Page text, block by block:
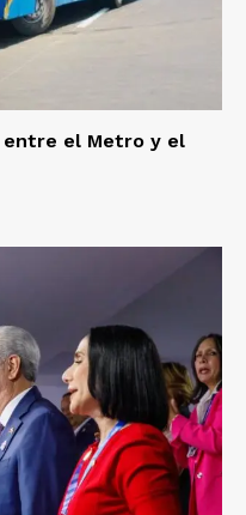
entre el Metro y el